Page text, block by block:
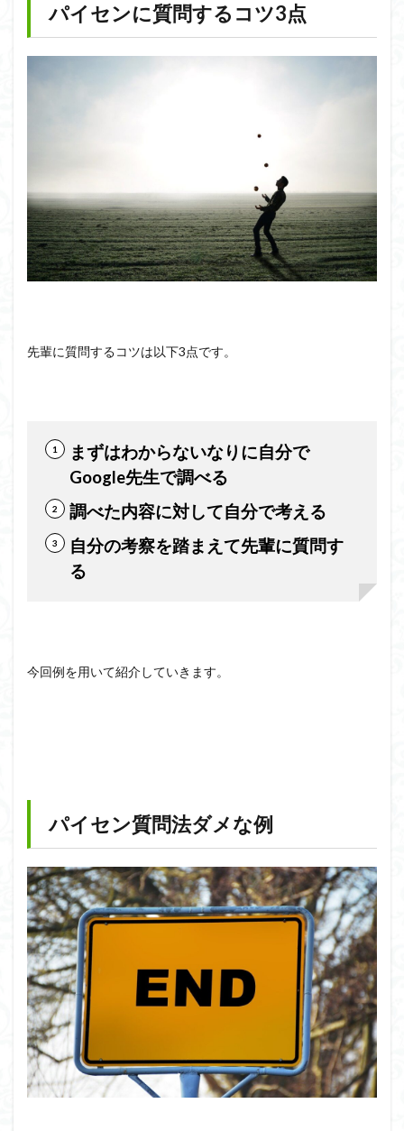
パイセンに質問するコツ3点
先輩に質問するコツは以下3点です。
まずはわからないなりに自分で
Google先生で調べる
調べた内容に対して自分で考える
自分の考察を踏まえて先輩に質問す
る
今回例を用いて紹介していきます。
パイセン質問法ダメな例